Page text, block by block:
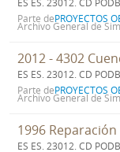
Parte dePROYECTOS
Archivo General de
2012 - 4302
ES ES. 23012. CD
Parte dePROYECTOS
Archivo General de
1996
ES ES. 23012. CD